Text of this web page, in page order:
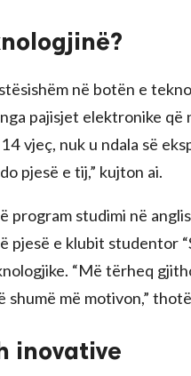
në botën e
pajisjet elektronike që
vjeç, nuk u ndala së
pjesë e tij,” kujton ai.
program studimi në
e klubit studentor
“Më tërheq
më motivon,”
inovative